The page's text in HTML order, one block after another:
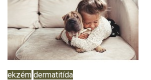
ekzém dermatitída